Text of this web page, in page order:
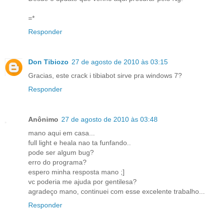
=*
Responder
Don Tibiozo 27 de agosto de 2010 às 03:15
Gracias, este crack i tibiabot sirve pra windows 7?
Responder
Anônimo 27 de agosto de 2010 às 03:48
mano aqui em casa...
full light e heala nao ta funfando..
pode ser algum bug?
erro do programa?
espero minha resposta mano ;]
vc poderia me ajuda por gentilesa?
agradeço mano, continuei com esse excelente trabalho...
Responder